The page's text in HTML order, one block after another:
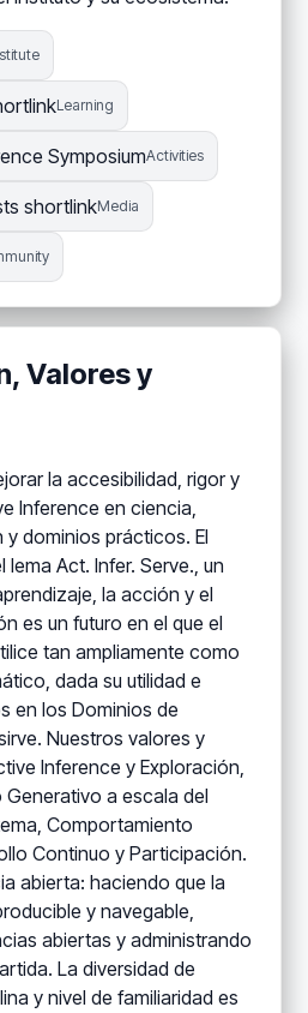
Learning
SymposiumActivities
shortlinkMedia
Valores y
la accesibilidad, rigor y
Inference en ciencia,
dominios prácticos. El
Act. Infer. Serve., un
la acción y el
es un futuro en el que el
tan ampliamente como
dada su utilidad e
en los Dominios de
Nuestros valores y
Inference y Exploración,
a escala del
Comportamiento
Continuo y Participación.
abierta: haciendo que la
y navegable,
abiertas y administrando
La diversidad de
y nivel de familiaridad es